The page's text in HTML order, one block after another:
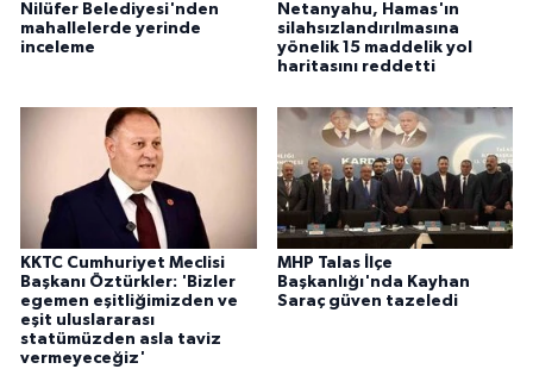
Nilüfer Belediyesi'nden
mahallelerde yerinde
inceleme
Netanyahu, Hamas'ın
silahsızlandırılmasına
yönelik 15 maddelik yol
haritasını reddetti
KKTC Cumhuriyet Meclisi
Başkanı Öztürkler: 'Bizler
egemen eşitliğimizden ve
eşit uluslararası
statümüzden asla taviz
vermeyeceğiz'
MHP Talas İlçe
Başkanlığı'nda Kayhan
Saraç güven tazeledi